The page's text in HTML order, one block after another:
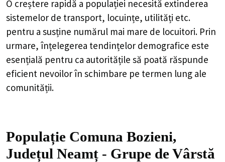
O creștere rapidă a populației necesită extinderea
sistemelor de transport, locuințe, utilități etc.
pentru a susține numărul mai mare de locuitori. Prin
urmare, înțelegerea tendințelor demografice este
esențială pentru ca autoritățile să poată răspunde
eficient nevoilor în schimbare pe termen lung ale
comunității.
Populație Comuna Bozieni,
Județul Neamț - Grupe de Vârstă